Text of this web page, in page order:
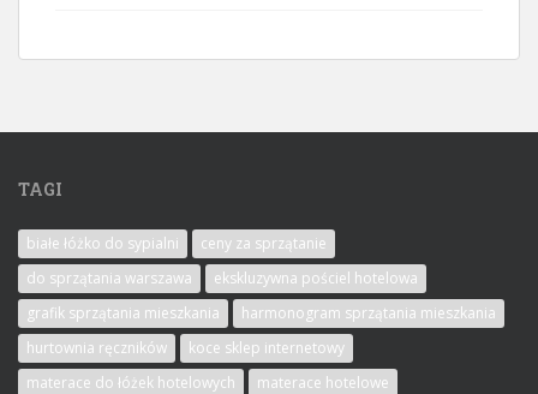
TAGI
białe łóżko do sypialni
ceny za sprzątanie
do sprzątania warszawa
ekskluzywna pościel hotelowa
grafik sprzątania mieszkania
harmonogram sprzątania mieszkania
hurtownia ręczników
koce sklep internetowy
materace do łóżek hotelowych
materace hotelowe